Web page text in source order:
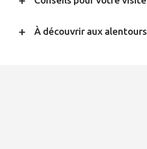
À découvrir aux alentours